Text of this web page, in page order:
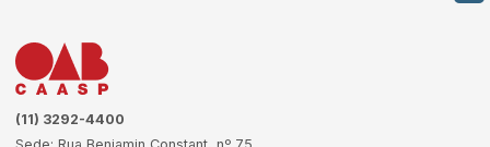
(11) 3292-4400